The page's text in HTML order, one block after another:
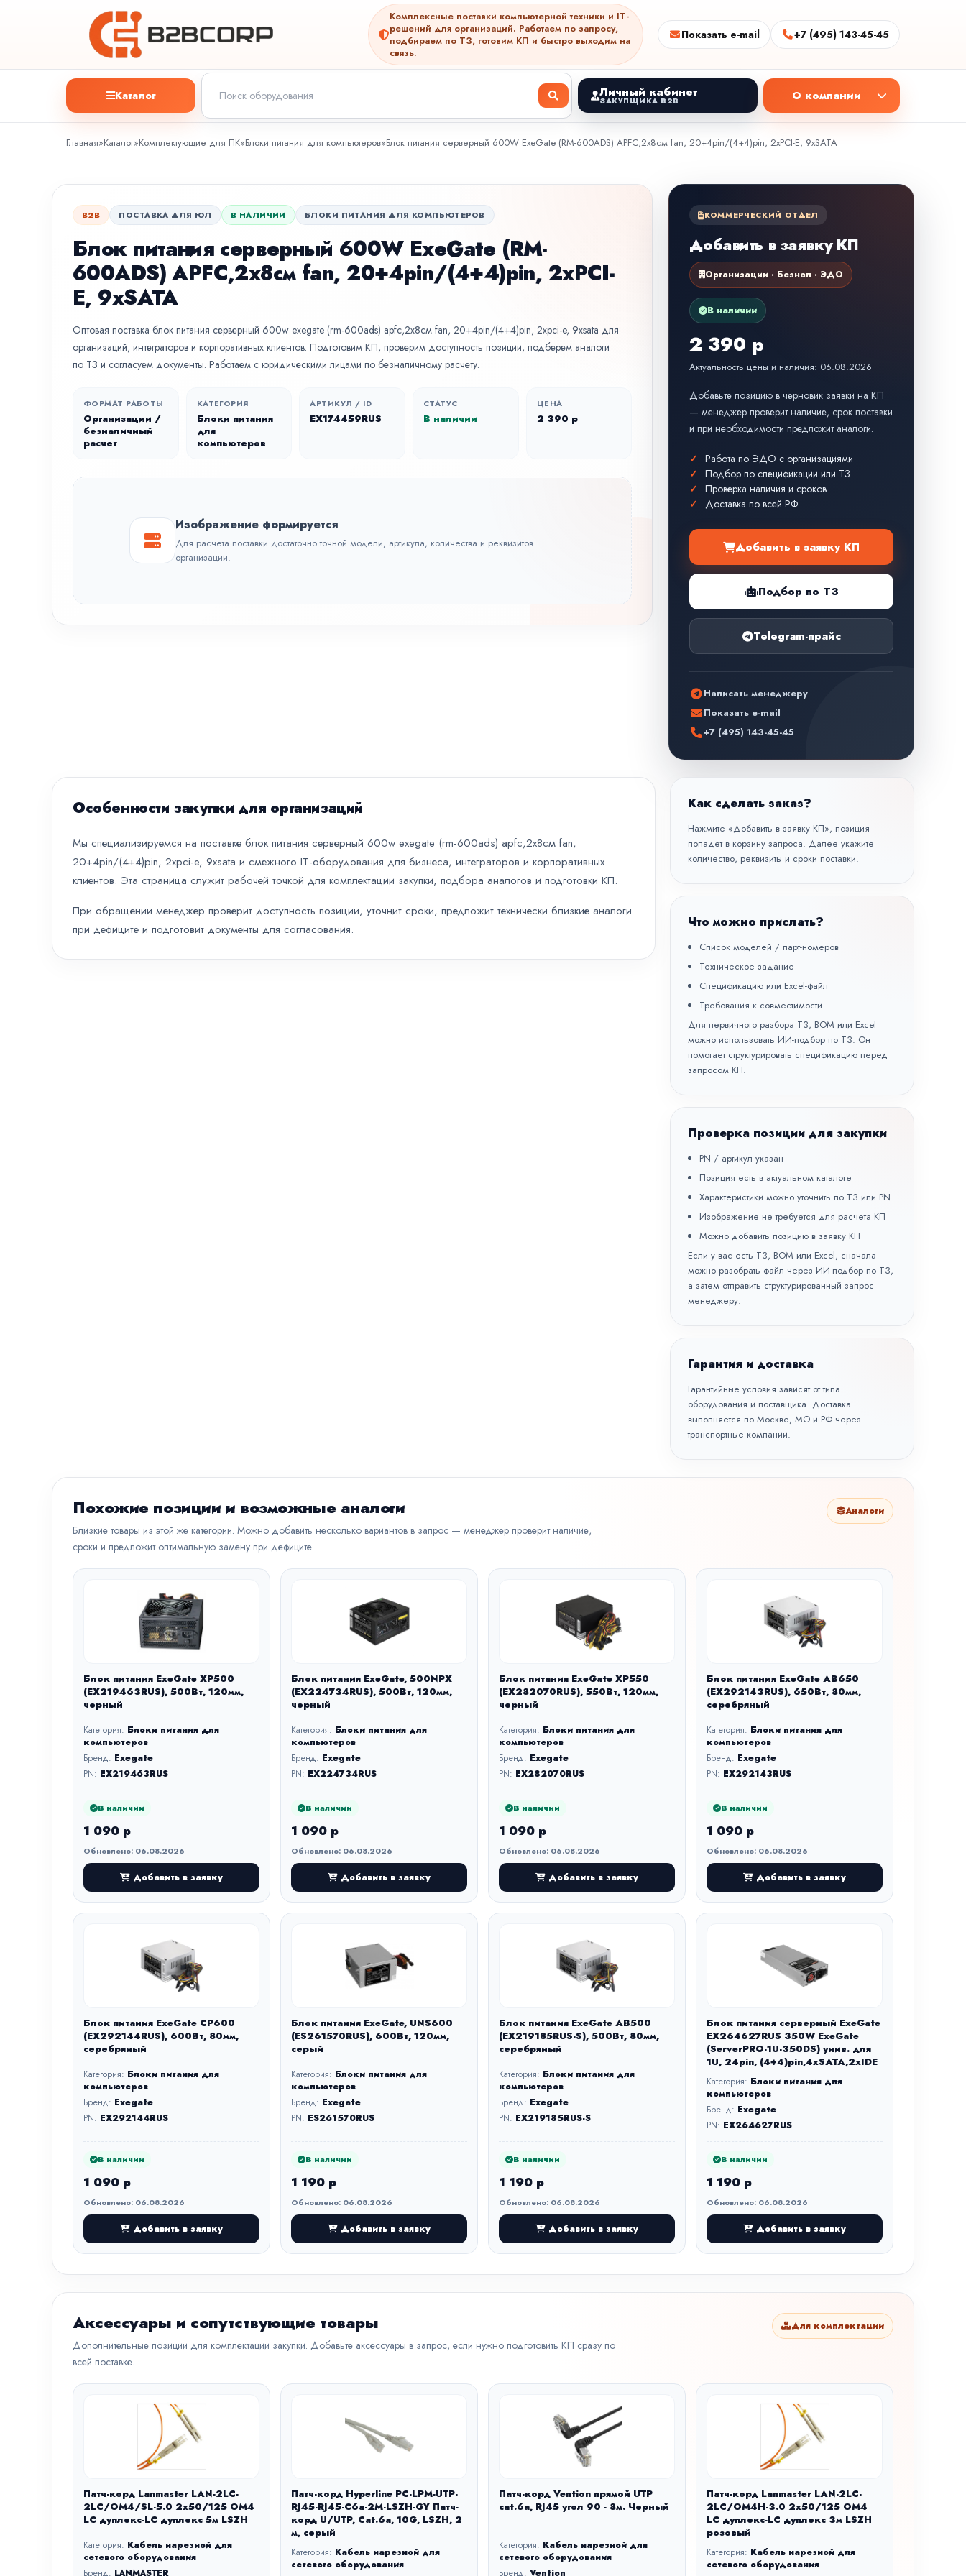
Комплексные поставки компьютерной техники и IT-
решений для организаций. Работаем по запросу,
подбираем по ТЗ, готовим КП и быстро выходим на
связь.
Показать e-mail +7 (495) 143-45-45
Каталог Личный кабинет
ЗАКУПЩИКА B2B О компании
Главная»Каталог»Комплектующие для ПК»Блоки питания для компьютеров»Блок питания серверный 600W ExeGate (RM-600ADS) APFC,2х8см fan, 20+4pin/(4+4)pin, 2xPCI-E, 9xSATA
B2B ПОСТАВКА ДЛЯ ЮЛ В НАЛИЧИИ БЛОКИ ПИТАНИЯ ДЛЯ КОМПЬЮТЕРОВ
Блок питания серверный 600W ExeGate (RM-
600ADS) APFC,2х8см fan, 20+4pin/(4+4)pin, 2xPCI-
E, 9xSATA
Оптовая поставка блок питания серверный 600w exegate (rm-600ads) apfc,2х8см fan, 20+4pin/(4+4)pin, 2xpci-e, 9xsata для
организаций, интеграторов и корпоративных клиентов. Подготовим КП, проверим доступность позиции, подберем аналоги
по ТЗ и согласуем документы. Работаем с юридическими лицами по безналичному расчету.
ФОРМАТ РАБОТЫ
Организации /
безналичный
расчет
КАТЕГОРИЯ
Блоки питания
для
компьютеров
АРТИКУЛ / ID
EX174459RUS
СТАТУС
В наличии
ЦЕНА
2 390 р
Изображение формируется
Для расчета поставки достаточно точной модели, артикула, количества и реквизитов
организации.
КОММЕРЧЕСКИЙ ОТДЕЛ
Добавить в заявку КП
Организации · Безнал · ЭДО
В наличии
2 390 р
Актуальность цены и наличия: 06.08.2026
Добавьте позицию в черновик заявки на КП
— менеджер проверит наличие, срок поставки
и при необходимости предложит аналоги.
Работа по ЭДО с организациями
Подбор по спецификации или ТЗ
Проверка наличия и сроков
Доставка по всей РФ
Добавить в заявку КП
Подбор по ТЗ
Telegram-прайс
Написать менеджеру
Показать e-mail
+7 (495) 143-45-45
Особенности закупки для организаций
Мы специализируемся на поставке блок питания серверный 600w exegate (rm-600ads) apfc,2х8см fan,
20+4pin/(4+4)pin, 2xpci-e, 9xsata и смежного IT-оборудования для бизнеса, интеграторов и корпоративных
клиентов. Эта страница служит рабочей точкой для комплектации закупки, подбора аналогов и подготовки КП.
При обращении менеджер проверит доступность позиции, уточнит сроки, предложит технически близкие аналоги
при дефиците и подготовит документы для согласования.
Как сделать заказ?
Нажмите «Добавить в заявку КП», позиция
попадет в корзину запроса. Далее укажите
количество, реквизиты и сроки поставки.
Что можно прислать?
Список моделей / парт-номеров
Техническое задание
Спецификацию или Excel-файл
Требования к совместимости
Для первичного разбора ТЗ, BOM или Excel
можно использовать ИИ-подбор по ТЗ. Он
помогает структурировать спецификацию перед
запросом КП.
Проверка позиции для закупки
PN / артикул указан
Позиция есть в актуальном каталоге
Характеристики можно уточнить по ТЗ или PN
Изображение не требуется для расчета КП
Можно добавить позицию в заявку КП
Если у вас есть ТЗ, BOM или Excel, сначала
можно разобрать файл через ИИ-подбор по ТЗ,
а затем отправить структурированный запрос
менеджеру.
Гарантия и доставка
Гарантийные условия зависят от типа
оборудования и поставщика. Доставка
выполняется по Москве, МО и РФ через
транспортные компании.
Похожие позиции и возможные аналоги
Близкие товары из этой же категории. Можно добавить несколько вариантов в запрос — менеджер проверит наличие,
сроки и предложит оптимальную замену при дефиците.
Аналоги
Блок питания ExeGate XP500
(EX219463RUS), 500Вт, 120мм,
черный
Категория: Блоки питания для
компьютеров
Бренд: Exegate
PN: EX219463RUS
В наличии
1 090 р
Обновлено: 06.08.2026
Добавить в заявку
Блок питания ExeGate, 500NPX
(EX224734RUS), 500Вт, 120мм,
черный
Категория: Блоки питания для
компьютеров
Бренд: Exegate
PN: EX224734RUS
В наличии
1 090 р
Обновлено: 06.08.2026
Добавить в заявку
Блок питания ExeGate XP550
(EX282070RUS), 550Вт, 120мм,
черный
Категория: Блоки питания для
компьютеров
Бренд: Exegate
PN: EX282070RUS
В наличии
1 090 р
Обновлено: 06.08.2026
Добавить в заявку
Блок питания ExeGate AB650
(EX292143RUS), 650Вт, 80мм,
серебряный
Категория: Блоки питания для
компьютеров
Бренд: Exegate
PN: EX292143RUS
В наличии
1 090 р
Обновлено: 06.08.2026
Добавить в заявку
Блок питания ExeGate CP600
(EX292144RUS), 600Вт, 80мм,
серебряный
Категория: Блоки питания для
компьютеров
Бренд: Exegate
PN: EX292144RUS
В наличии
1 090 р
Обновлено: 06.08.2026
Добавить в заявку
Блок питания ExeGate, UNS600
(ES261570RUS), 600Вт, 120мм,
серый
Категория: Блоки питания для
компьютеров
Бренд: Exegate
PN: ES261570RUS
В наличии
1 190 р
Обновлено: 06.08.2026
Добавить в заявку
Блок питания ExeGate AB500
(EX219185RUS-S), 500Вт, 80мм,
серебряный
Категория: Блоки питания для
компьютеров
Бренд: Exegate
PN: EX219185RUS-S
В наличии
1 190 р
Обновлено: 06.08.2026
Добавить в заявку
Блок питания серверный ExeGate
EX264627RUS 350W ExeGate
(ServerPRO-1U-350DS) унив. для
1U, 24pin, (4+4)pin,4xSATA,2xIDE
Категория: Блоки питания для
компьютеров
Бренд: Exegate
PN: EX264627RUS
В наличии
1 190 р
Обновлено: 06.08.2026
Добавить в заявку
Аксессуары и сопутствующие товары
Дополнительные позиции для комплектации закупки. Добавьте аксессуары в запрос, если нужно подготовить КП сразу по
всей поставке.
Для комплектации
Патч-корд Lanmaster LAN-2LC-
2LC/OM4/SL-5.0 2x50/125 OM4
LC дуплекс-LC дуплекс 5м LSZH
Категория: Кабель нарезной для
сетевого оборудования
Бренд: LANMASTER
Патч-корд Hyperline PC-LPM-UTP-
RJ45-RJ45-C6a-2M-LSZH-GY Патч-
корд U/UTP, Cat.6a, 10G, LSZH, 2
м, серый
Категория: Кабель нарезной для
сетевого оборудования
Патч-корд Vention прямой UTP
cat.6a, RJ45 угол 90 - 8м. Черный
Категория: Кабель нарезной для
сетевого оборудования
Бренд: Vention
Патч-корд Lanmaster LAN-2LC-
2LC/OM4H-3.0 2x50/125 OM4
LC дуплекс-LC дуплекс 3м LSZH
розовый
Категория: Кабель нарезной для
сетевого оборудования